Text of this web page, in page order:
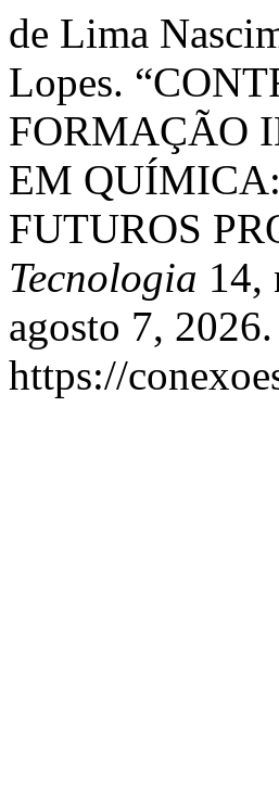
de Lima
Lopes.
FORMAÇÃO
EM
FUTUROS
Tecnologia 14,
agosto 7, 2026.
https://